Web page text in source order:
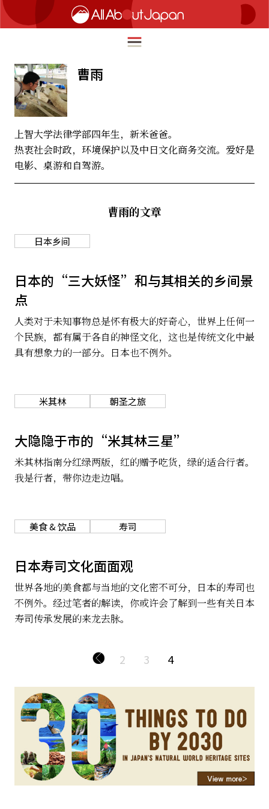
繁體中文
HOME
旅行
美食
生活
关于我们 网站政策
曹雨
上智大学法律学部四年生，新米爸爸。
热衷社会时政，环境保护以及中日文化商务交流。爱好是
电影、桌游和自驾游。
曹雨的文章
日本乡间
日本的“三大妖怪”和与其相关的乡间景
点
人类对于未知事物总是怀有极大的好奇心，世界上任何一
个民族，都有属于各自的神怪文化，这也是传统文化中最
具有想象力的一部分。日本也不例外。
米其林 朝圣之旅
大隐隐于市的“米其林三星”
米其林指南分红绿两版，红的赠予吃货，绿的适合行者。
我是行者，带你边走边唱。
美食 & 饮品 寿司
日本寿司文化面面观
世界各地的美食都与当地的文化密不可分，日本的寿司也
不例外。经过笔者的解读，你或许会了解到一些有关日本
寿司传承发展的来龙去脉。
2 3 4